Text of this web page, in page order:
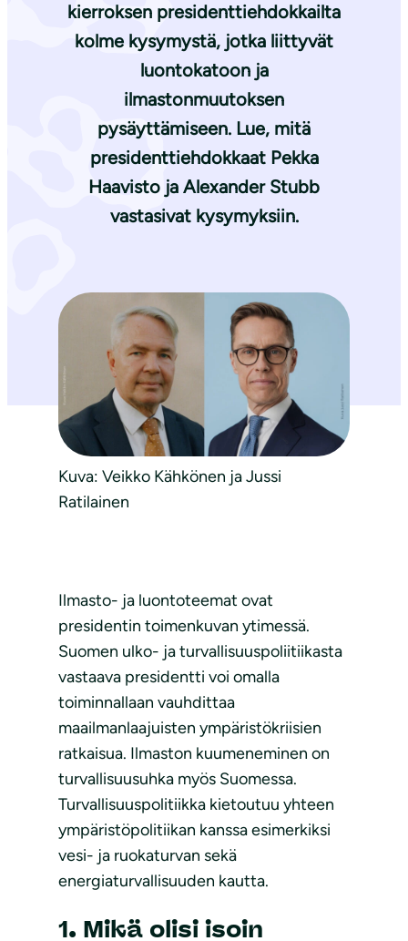
kierroksen presidenttiehdokkailta
kolme kysymystä, jotka liittyvät
luontokatoon ja
ilmastonmuutoksen
pysäyttämiseen. Lue, mitä
presidenttiehdokkaat Pekka
Haavisto ja Alexander Stubb
vastasivat kysymyksiin.
Kuva: Veikko Kähkönen ja Jussi
Ratilainen
Ilmasto- ja luontoteemat ovat
presidentin toimenkuvan ytimessä.
Suomen ulko- ja turvallisuuspoliitiikasta
vastaava presidentti voi omalla
toiminnallaan vauhdittaa
maailmanlaajuisten ympäristökriisien
ratkaisua. Ilmaston kuumeneminen on
turvallisuusuhka myös Suomessa.
Turvallisuuspolitiikka kietoutuu yhteen
ympäristöpolitiikan kanssa esimerkiksi
vesi- ja ruokaturvan sekä
energiaturvallisuuden kautta.
1. Mikä olisi isoin